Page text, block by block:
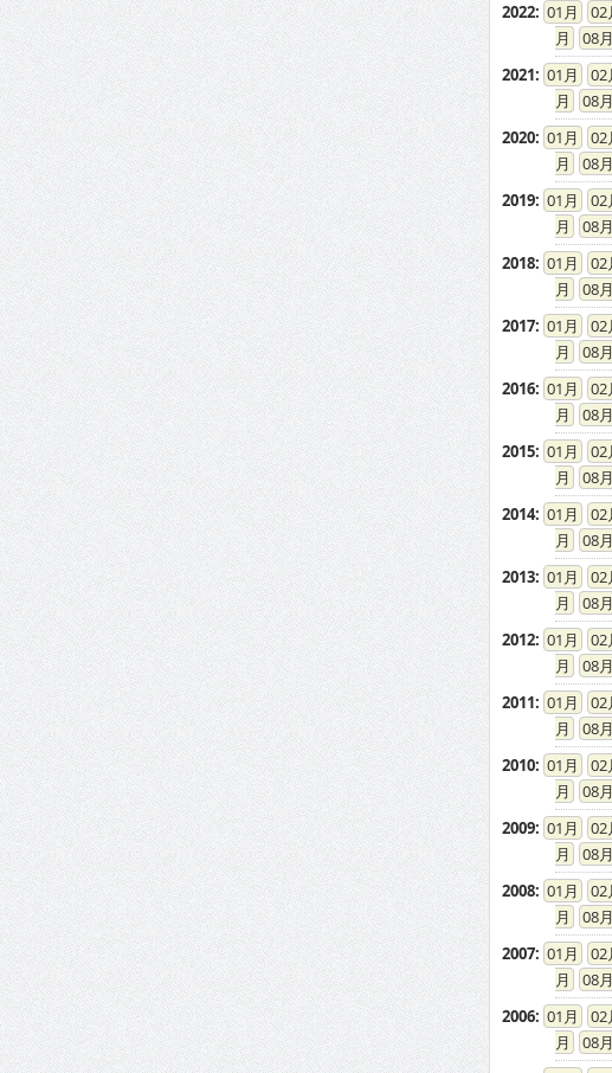
2022: 01 02
08
2021: 01 02
08
2020: 01 02
08
2019: 01 02
08
2018: 01 02
08
2017: 01 02
08
2016: 01 02
08
2015: 01 02
08
2014: 01 02
08
2013: 01 02
08
2012: 01 02
08
2011: 01 02
08
2010: 01 02
08
2009: 01 02
08
2008: 01 02
08
2007: 01 02
08
2006: 01 02
08